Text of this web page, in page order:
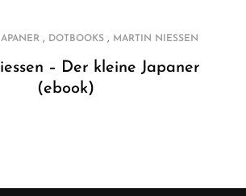
, DOTBOOKS, MARTIN NIESSEN
– Der kleine Japaner
(ebook)